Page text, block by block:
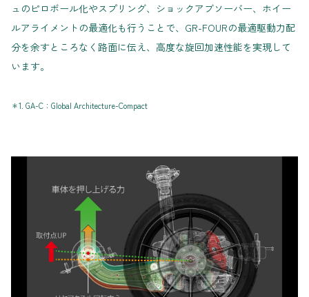
ュのピロボール化やスプリング、ショックアブソーバー、ホイー
ルアライメントの最適化も行うことで、GR-FOURの最適駆動力配
分を余すところなく路面に伝え、高度な旋回加速性能を実現して
います。
＊1. GA-C：Global Architecture-Compact